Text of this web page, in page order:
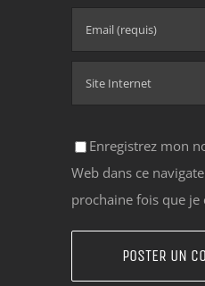
Enregistrez mon
Web dans ce
prochaine fois que je